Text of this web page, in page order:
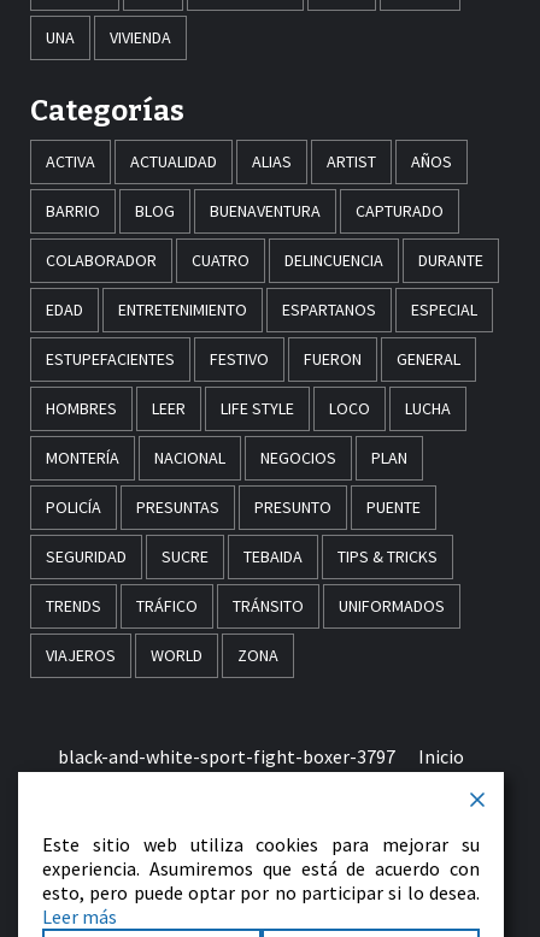
UNA VIVIENDA
Categorías
ACTIVA ACTUALIDAD ALIAS ARTIST AÑOS
BARRIO BLOG BUENAVENTURA CAPTURADO
COLABORADOR CUATRO DELINCUENCIA DURANTE
EDAD ENTRETENIMIENTO ESPARTANOS ESPECIAL
ESTUPEFACIENTES FESTIVO FUERON GENERAL
HOMBRES LEER LIFE STYLE LOCO LUCHA
MONTERÍA NACIONAL NEGOCIOS PLAN
POLICÍA PRESUNTAS PRESUNTO PUENTE
SEGURIDAD SUCRE TEBAIDA TIPS & TRICKS
TRENDS TRÁFICO TRÁNSITO UNIFORMADOS
VIAJEROS WORLD ZONA
black-and-white-sport-fight-boxer-3797 Inicio
early-morning-in-monaco-picjumbo-com
Este sitio web utiliza cookies para mejorar su
experiencia. Asumiremos que está de acuerdo con
esto, pero puede optar por no participar si lo desea.
Leer más